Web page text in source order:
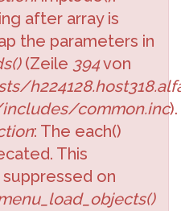
after array is
the parameters in
(Zeile 394von
common.inc).
: The each()
This
on